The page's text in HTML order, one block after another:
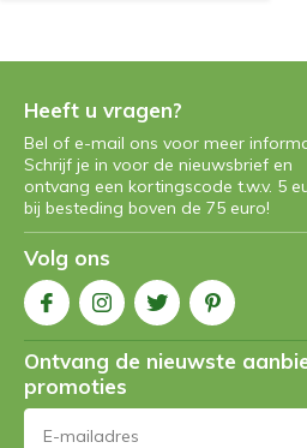
Heeft u vragen?
Bel of e-mail ons voor meer
Schrijf je in voor de nieuwsbrief en
ontvang een kortingscode t.w.v. 5
bij besteding boven de 75 euro!
Volg ons
Ontvang de nieuwste
promoties